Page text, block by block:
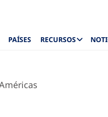
PAÍSES RECURSOS